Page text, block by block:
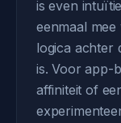
is even
eenmaal
logica achter
is. Voor app-
affiniteit of